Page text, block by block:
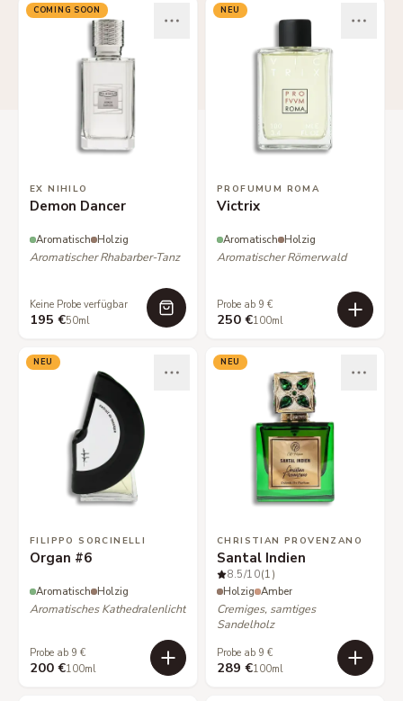
COMING SOON
EX NIHILO
Demon Dancer
Aromatisch Holzig
Aromatischer Rhabarber-Tanz
Keine Probe verfügbar
195 €50ml
NEU
PROFUMUM ROMA
Victrix
Aromatisch Holzig
Aromatischer Römerwald
Probe ab 9 €
250 €100ml
NEU
FILIPPO SORCINELLI
Organ #6
Aromatisch Holzig
Aromatisches Kathedralenlicht
Probe ab 9 €
200 €100ml
NEU
CHRISTIAN PROVENZANO
Santal Indien
8.5/10(1)
Holzig Amber
Cremiges, samtiges
Sandelholz
Probe ab 9 €
289 €100ml